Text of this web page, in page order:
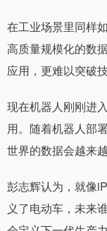
在工业场景里同样
高质量规模化的数
应用，更难以突破
现在机器人刚刚进
用。随着机器人部
世界的数据会越来越
彭志辉认为，就像
义了电动车，未来